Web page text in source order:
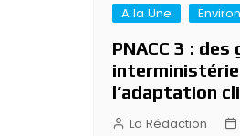
A la Une
PNACC 3 :
l’adaptation
La Rédaction